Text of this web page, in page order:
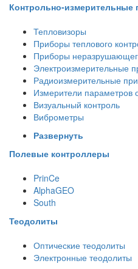
Контрольно-измерительные
Тепловизоры
Приборы теплового
Приборы
Электроизмерительные
Радиоизмерительные
Измерители
Визуальный контроль
Виброметры
Развернуть
Полевые контроллеры
PrinCe
AlphaGEO
South
Теодолиты
Оптические теодолиты
Электронные теодолиты